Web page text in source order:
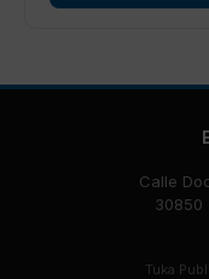
Calle
30850
Tuka